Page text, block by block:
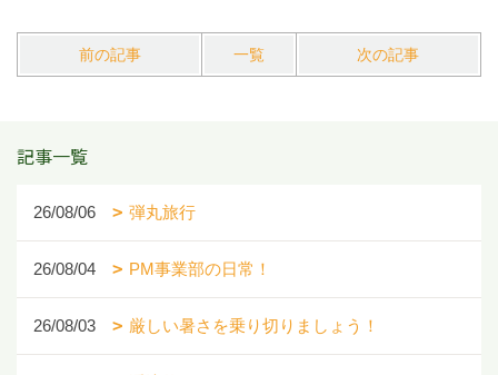
前の記事 一覧 次の記事
記事一覧
26/08/06 弾丸旅行
26/08/04 PM事業部の日常！
26/08/03 厳しい暑さを乗り切りましょう！